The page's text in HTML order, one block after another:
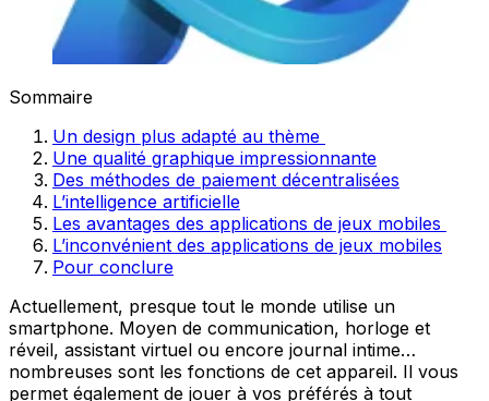
Sommaire
Un design plus adapté au thème
Une qualité graphique impressionnante
Des méthodes de paiement décentralisées
L’intelligence artificielle
Les avantages des applications de jeux mobiles
L’inconvénient des applications de jeux mobiles
Pour conclure
Actuellement, presque tout le monde utilise un
smartphone. Moyen de communication, horloge et
réveil, assistant virtuel ou encore journal intime…
nombreuses sont les fonctions de cet appareil. Il vous
permet également de jouer à vos préférés à tout